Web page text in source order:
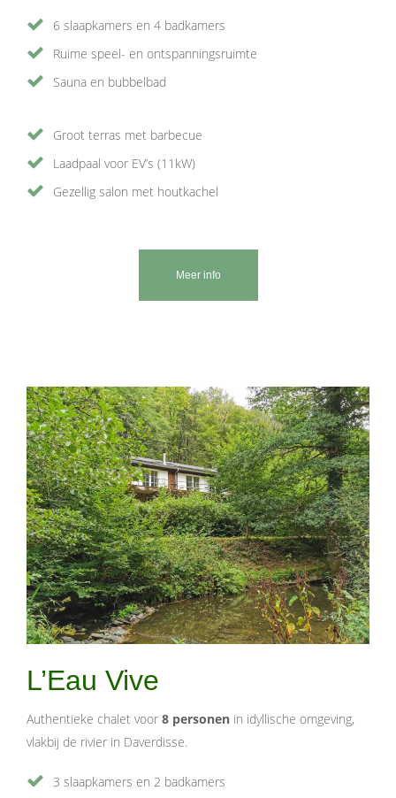
6 slaapkamers en 4 badkamers
Ruime speel- en ontspanningsruimte
Sauna en bubbelbad
Groot terras met barbecue
Laadpaal voor EV’s (11kW)
Gezellig salon met houtkachel
Meer info
L’Eau Vive
Authentieke chalet voor 8 personen in idyllische omgeving,
vlakbij de rivier in Daverdisse.
3 slaapkamers en 2 badkamers